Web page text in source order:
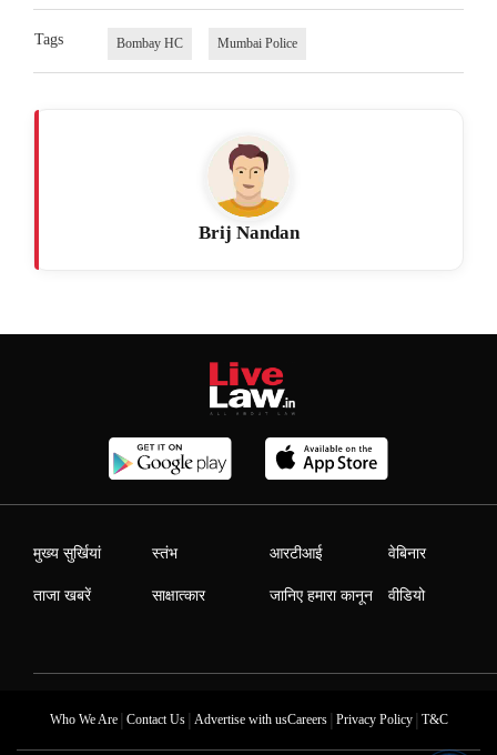
Tags Bombay HC Mumbai Police
Brij Nandan
मुख्य सुर्खियां
ताजा खबरें
स्तंभ
साक्षात्कार
आरटीआई
जानिए हमारा कानून
वेबिनार
वीडियो
Who We Are| Contact Us| Advertise with usCareers| Privacy Policy| T&C